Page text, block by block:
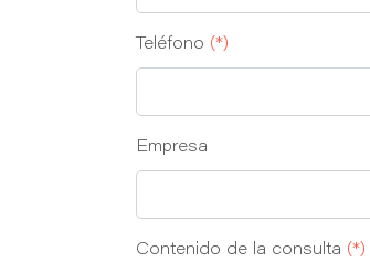
Teléfono (*)
Empresa
Contenido de la consulta (*)